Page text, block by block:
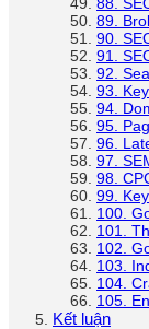
89.
90.
91.
92.
93.
94.
95.
96.
97.
98.
99.
100.
101.
102.
103.
104.
105.
Kết luận